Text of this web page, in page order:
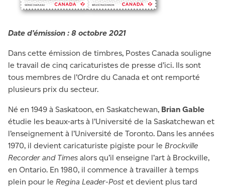
Date d’émission : 8 octobre 2021
Dans cette émission de timbres, Postes Canada souligne
le travail de cinq caricaturistes de presse d’ici. Ils sont
tous membres de l’Ordre du Canada et ont remporté
plusieurs prix du secteur.
Né en 1949 à Saskatoon, en Saskatchewan, Brian Gable
étudie les beaux-arts à l’Université de la Saskatchewan et
l’enseignement à l’Université de Toronto. Dans les années
1970, il devient caricaturiste pigiste pour le Brockville
Recorder and Times alors qu’il enseigne l’art à Brockville,
en Ontario. En 1980, il commence à travailler à temps
plein pour le Regina Leader-Post et devient plus tard